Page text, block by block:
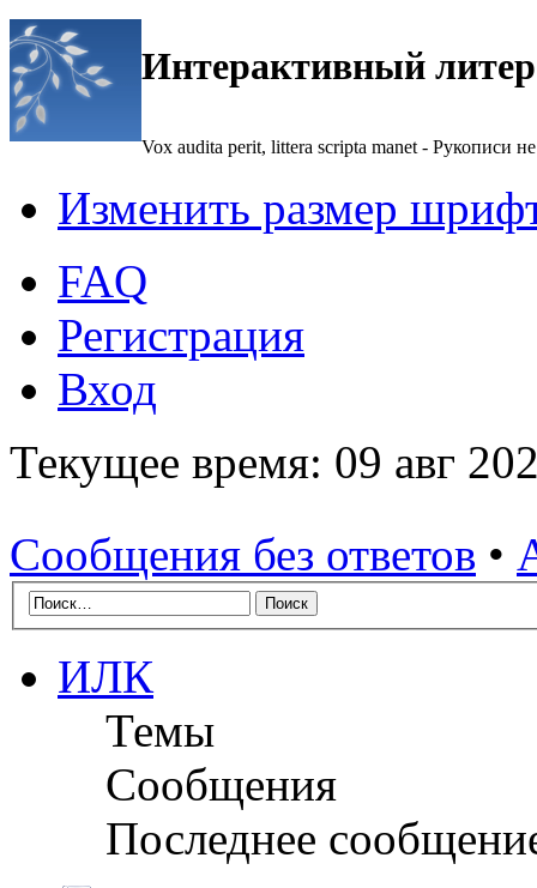
Интерактивный
Vox audita perit, littera scripta manet - Рукописи не
Изменить размер
FAQ
Регистрация
Вход
Текущее время: 09 авг
Сообщения без ответов •
ИЛК
Темы
Сообщения
Последнее